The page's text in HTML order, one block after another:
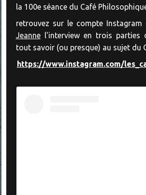
la 100e séance du Café
retrouvez sur le compte Instagram
Jeannel'interview en trois parties
tout savoir (ou presque) au sujet du
https://www.instagram.com/